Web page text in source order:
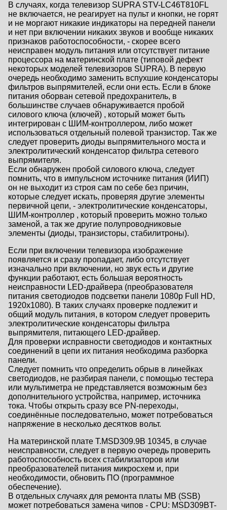
В случаях, когда телевизор SUPRA STV-LC46T810FL
не включается, не реагирует на пульт и кнопки, не горят
и не моргают никакие индикаторы на передней панели
и нет при включении никаких звуков и вообще никаких
признаков работоспособности, - скорее всего
неисправен модуль питания или отсутствует питание
процессора на материнской плате (типовой дефект
некоторых моделей телевизоров SUPRA). В первую
очередь необходимо заменить вспухшие конденсаторы
фильтров выпрямителей, если они есть. Если в блоке
питания оборван сетевой предохранитель, в
большинстве случаев обнаруживается пробой
силового ключа (ключей) , который может быть
интегрирован с ШИМ-контроллером, либо может
использоваться отдельный полевой транзистор. Так же
следует проверить диоды выпрямительного моста и
электролитический конденсатор фильтра сетевого
выпрямителя.
Если обнаружен пробой силового ключа, следует
помнить, что в импульсном источнике питания (ИИП)
он не выходит из строя сам по себе без причин,
которые следует искать, проверяя другие элементы
первичной цепи, - электролитические конденсаторы,
ШИМ-контроллер , который проверить можно только
заменой, а так же другие полупроводниковые
элементы (диоды, транзисторы, стабилитроны).
Если при включении телевизора изображение
появляется и сразу пропадает, либо отсутствует
изначально при включении, но звук есть и другие
функции работают, есть большая вероятность
неисправности LED-драйвера (преобразователя
питания светодиодов подсветки панели 1080p Full HD,
1920x1080). В таких случаях проверке подлежит и
общий модуль питания, в котором следует проверить
электролитические конденсаторы фильтра
выпрямителя, питающего LED-драйвер.
Для проверки исправности светодиодов и контактных
соединений в цепи их питания необходима разборка
панели.
Следует помнить что определить обрыв в линейках
светодиодов, не разбирая панели, с помощью тестера
или мультиметра не представляется возможным без
дополнительного устройства, например, источника
тока. Чтобы открыть сразу все PN-переходы,
соединённые последовательно, может потребоваться
напряжение в несколько десятков вольт.
На материнской плате T.MSD309.9B 10345, в случае
неисправности, следует в первую очередь проверить
работоспособность всех стабилизаторов или
преобразователей питания микросхем и, при
необходимости, обновить ПО (программное
обеспечение).
В отдельных случаях для ремонта платы MB (SSB)
может потребоваться замена чипов - CPU: MSD309BT-